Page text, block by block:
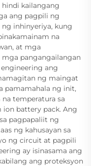
kailangang
ang pagpili ng
ng inhinyeriya, kung
na
at mga
mga pangangailangan
ang
ng maingat
pamamahala ng init,
temperatura sa
battery pack. Ang
pagpapaliit ng
ng kahusayan sa
ng circuit at pagpili
ay isinasama ang
ang proteksyon